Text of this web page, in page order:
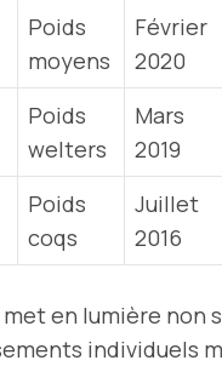
Poids
moyens
Février
2020
Poids
welters
Mars
2019
Poids
coqs
Juillet
2016
en lumière non
individuels